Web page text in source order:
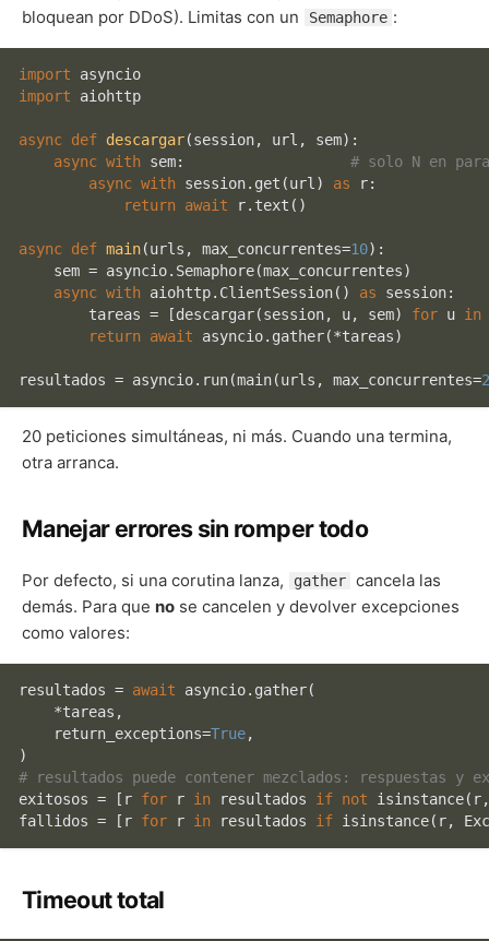
bloquean por DDoS). Limitas con un
Semaphore :
import
import aiohttp
async def descargar(session, url, sem):
async with sem: # solo N en
async with session.get(url) as r:
return await r.text()
async def main(urls, max_concurrentes=10):
    sem = asyncio.Semaphore(max_concurrentes)
async with aiohttp.ClientSession() as session:
        tareas = [descargar(session, u, sem)
for u in
return await asyncio.gather(*tareas)
resultados = asyncio.run(main(urls, max_concurrentes=
20 peticiones simultáneas, ni más. Cuando una termina,
otra arranca.
Manejar errores sin romper todo
Por defecto, si una corutina lanza, gather cancela las
demás. Para que no se cancelen y devolver excepciones
como valores:
resultados = await asyncio.gather(
    *tareas,
    return_exceptions=
True,
# resultados puede contener mezclados: respuestas y
exitosos = [r for r in resultados if not isinstance
fallidos = [r for r in resultados if isinstance
Timeout total